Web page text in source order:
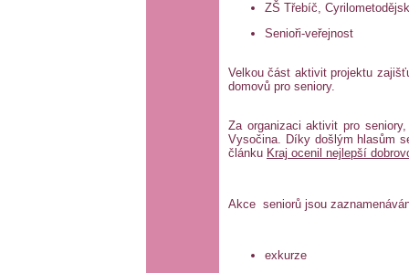
ZŠ Třebíč,
Senioři-veřejnost
Velkou část aktivit projektu
domovů pro seniory.
Za organizaci aktivit pro
Vysočina. Díky došlým hlasům
článku Kraj ocenil nejlepší
Akce seniorů jsou
exkurze